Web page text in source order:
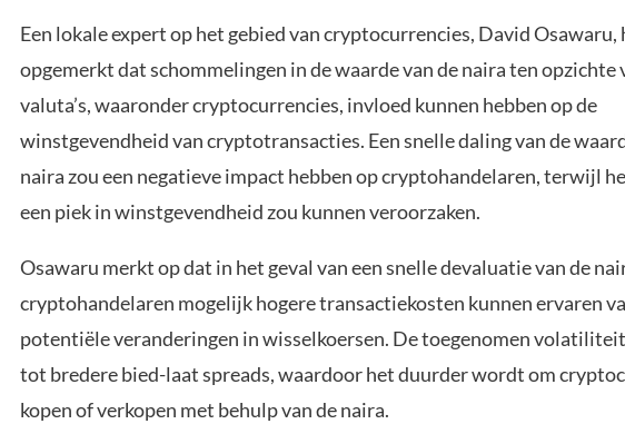
Een lokale expert op het gebied van cryptocurrencies, David Osawaru,
opgemerkt dat schommelingen in de waarde van de naira ten opzichte
valuta’s, waaronder cryptocurrencies, invloed kunnen hebben op de
winstgevendheid van cryptotransacties. Een snelle daling van de
naira zou een negatieve impact hebben op cryptohandelaren, terwijl
een piek in winstgevendheid zou kunnen veroorzaken.
Osawaru merkt op dat in het geval van een snelle devaluatie van de
cryptohandelaren mogelijk hogere transactiekosten kunnen ervaren
potentiële veranderingen in wisselkoersen. De toegenomen
tot bredere bied-laat spreads, waardoor het duurder wordt om
kopen of verkopen met behulp van de naira.